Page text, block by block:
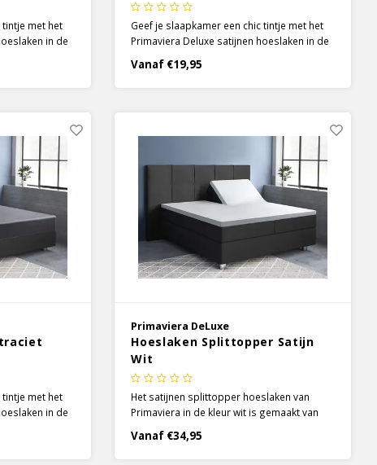
tintje met het
in de
door de
soepele
Geef je slaapkamer een chic tintje met het
Primaviera Deluxe satijnen hoeslaken in de
gemaakt van 100% katoen, wat door de
satijnen weeftechniek een zachte, soepele
Vanaf €19,95
tintje met het
in de
wat
een zachte,
Primaviera DeLuxe
Hoeslaken Splittopper Satijn
Wit
Het satijnen splittopper hoeslaken van
Primaviera in de kleur wit is gemaakt van
lang, zodat het hoeslaken moeiteloos
meebeweegt met de individuele
Vanaf €34,95